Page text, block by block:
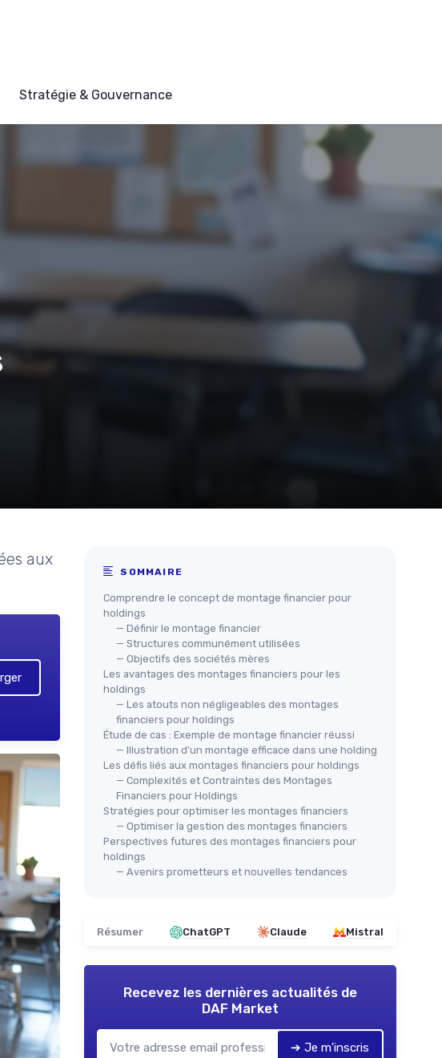
Stratégie & Gouvernance
aux
SOMMAIRE
Comprendre le concept de montage financier pour
holdings
— Définir le montage financier
— Structures communément utilisées
— Objectifs des sociétés mères
Les avantages des montages financiers pour les
holdings
— Les atouts non négligeables des montages
financiers pour holdings
Étude de cas : Exemple de montage financier réussi
— Illustration d'un montage efficace dans une holding
Les défis liés aux montages financiers pour holdings
— Complexités et Contraintes des Montages
Financiers pour Holdings
Stratégies pour optimiser les montages financiers
— Optimiser la gestion des montages financiers
Perspectives futures des montages financiers pour
holdings
— Avenirs prometteurs et nouvelles tendances
Résumer ChatGPT Claude Mistral
Recevez les dernières actualités de
DAF Market
➔ Je m'inscris